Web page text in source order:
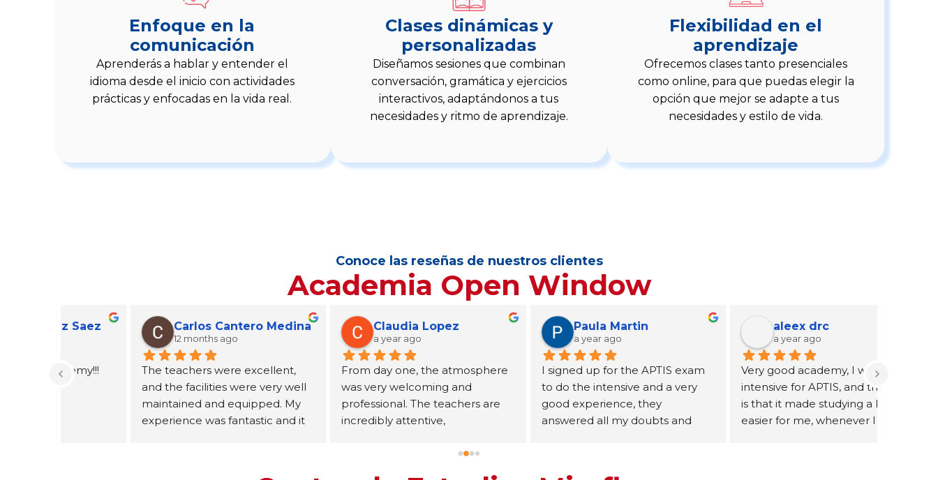
Enfoque en la
comunicación
Aprenderás a hablar y entender el
idioma desde el inicio con actividades
prácticas y enfocadas en la vida real.
Clases dinámicas y
personalizadas
Diseñamos sesiones que combinan
conversación, gramática y ejercicios
interactivos, adaptándonos a tus
necesidades y ritmo de aprendizaje.
Flexibilidad en el
aprendizaje
Ofrecemos clases tanto presenciales
como online, para que puedas elegir la
opción que mejor se adapte a tus
necesidades y estilo de vida.
Conoce las reseñas de nuestros clientes
Academia Open Window
Carlos Cantero Medina
12 months ago
The teachers were excellent,
and the facilities were very well
maintained and equipped. My
experience was fantastic and it
Claudia Lopez
a year ago
From day one, the atmosphere
was very welcoming and
professional. The teachers are
incredibly attentive,
Paula Martin
a year ago
I signed up for the APTIS exam
to do the intensive and a very
good experience, they
answered all my doubts and
was understood perfectly
aleex drc
a year ago
Very good academy, I was in an
intensive for APTIS, and the truth
is that it made studying a lot
easier for me, whenever I
A fast and
both
machine
dizziness